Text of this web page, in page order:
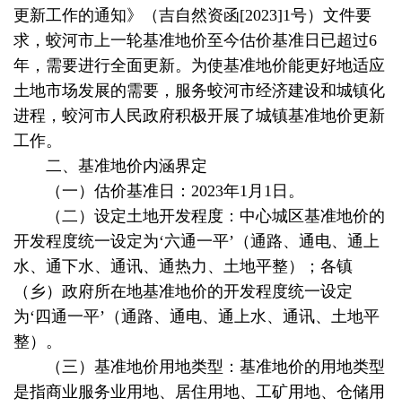
更新工作的通知》（吉自然资函[2023]1号）文件要
求，蛟河市上一轮基准地价至今估价基准日已超过6
年，需要进行全面更新。为使基准地价能更好地适应
土地市场发展的需要，服务蛟河市经济建设和城镇化
进程，蛟河市人民政府积极开展了城镇基准地价更新
工作。
二、基准地价内涵界定
（一）估价基准日：2023年1月1日。
（二）设定土地开发程度：中心城区基准地价的
开发程度统一设定为‘六通一平’（通路、通电、通上
水、通下水、通讯、通热力、土地平整）；各镇
（乡）政府所在地基准地价的开发程度统一设定
为‘四通一平’（通路、通电、通上水、通讯、土地平
整）。
（三）基准地价用地类型：基准地价的用地类型
是指商业服务业用地、居住用地、工矿用地、仓储用